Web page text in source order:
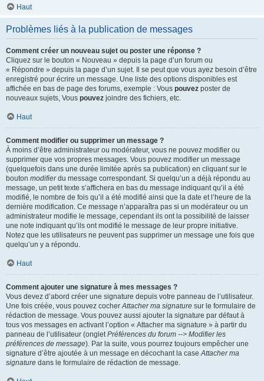
Haut
Problèmes liés à la publication de messages
Comment créer un nouveau sujet ou poster une réponse ?
Cliquez sur le bouton « Nouveau » depuis la page d’un forum ou
« Répondre » depuis la page d’un sujet. Il se peut que vous ayez besoin d’être
enregistré pour écrire un message. Une liste des options disponibles est
affichée en bas de page des forums, exemple : Vous pouvez poster de
nouveaux sujets, Vous pouvez joindre des fichiers, etc.
Haut
Comment modifier ou supprimer un message ?
À moins d’être administrateur ou modérateur, vous ne pouvez modifier ou
supprimer que vos propres messages. Vous pouvez modifier un message
(quelquefois dans une durée limitée après sa publication) en cliquant sur le
bouton modifierdu message correspondant. Si quelqu’un a déjà répondu au
message, un petit texte s’affichera en bas du message indiquant qu’il a été
modifié, le nombre de fois qu’il a été modifié ainsi que la date et l’heure de la
dernière modification. Ce message n’apparaîtra pas si un modérateur ou un
administrateur modifie le message, cependant ils ont la possibilité de laisser
une note indiquant qu’ils ont modifié le message de leur propre initiative.
Notez que les utilisateurs ne peuvent pas supprimer un message une fois que
quelqu’un y a répondu.
Haut
Comment ajouter une signature à mes messages ?
Vous devez d’abord créer une signature depuis votre panneau de l’utilisateur.
Une fois créée, vous pouvez cocherAttacher ma signature sur le formulaire de
rédaction de message. Vous pouvez aussi ajouter la signature par défaut à
tous vos messages en activant l’option « Attacher ma signature » à partir du
panneau de l’utilisateur (ongletPréférences du forum --> Modifier les
préférences de message). Par la suite, vous pourrez toujours empêcher une
signature d’être ajoutée à un message en décochant la caseAttacher ma
signature dans le formulaire de rédaction de message.